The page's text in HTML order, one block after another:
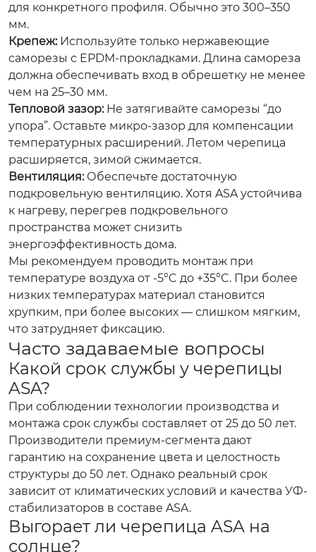
для конкретного профиля. Обычно это 300–350
мм.
Крепеж:Используйте только нержавеющие
саморезы с EPDM-прокладками. Длина самореза
должна обеспечивать вход в обрешетку не менее
чем на 25–30 мм.
Тепловой зазор:Не затягивайте саморезы “до
упора”. Оставьте микро-зазор для компенсации
температурных расширений. Летом черепица
расширяется, зимой сжимается.
Вентиляция:Обеспечьте достаточную
подкровельную вентиляцию. Хотя ASA устойчива
к нагреву, перегрев подкровельного
пространства может снизить
энергоэффективность дома.
Мы рекомендуем проводить монтаж при
температуре воздуха от -5°C до +35°C. При более
низких температурах материал становится
хрупким, при более высоких — слишком мягким,
что затрудняет фиксацию.
Часто задаваемые вопросы
Какой срок службы у черепицы
ASA?
При соблюдении технологии производства и
монтажа срок службы составляет от 25 до 50 лет.
Производители премиум-сегмента дают
гарантию на сохранение цвета и целостность
структуры до 50 лет. Однако реальный срок
зависит от климатических условий и качества УФ-
стабилизаторов в составе ASA.
Выгорает ли черепица ASA на
солнце?